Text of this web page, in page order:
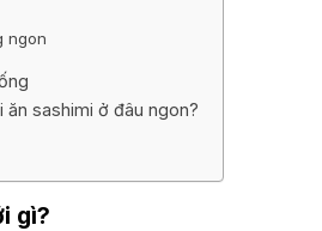
ngon
ăn sashimi ở đâu ngon?
gì?